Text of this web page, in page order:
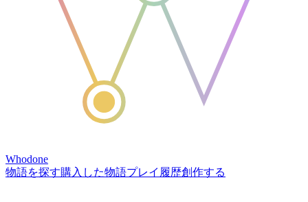
Whodone
物語を探す購入した物語プレイ履歴創作する